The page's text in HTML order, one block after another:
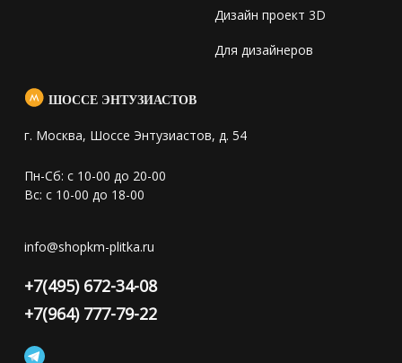
Дизайн проект 3D
Для дизайнеров
ШОССЕ ЭНТУЗИАСТОВ
г. Москва, Шоссе Энтузиастов, д. 54
Пн-Сб: с 10-00 до 20-00
Вс: с 10-00 до 18-00
info@shopkm-plitka.ru
+7(495) 672-34-08
+7(964) 777-79-22